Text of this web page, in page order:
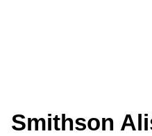
Smithson